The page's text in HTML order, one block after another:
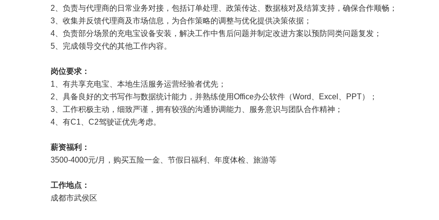
2、负责与代理商的日常业务对接，包括订单处理、政策传达、数据核对及结算支持，确保合作顺畅；
3、收集并反馈代理商及市场信息，为合作策略的调整与优化提供决策依据；
4、负责部分场景的充电宝设备安装，解决工作中售后问题并制定改进方案以预防同类问题复发；
5、完成领导交代的其他工作内容。
岗位要求：
1、有共享充电宝、本地生活服务运营经验者优先；
2、具备良好的文书写作与数据统计能力，并熟练使用Office办公软件（Word、Excel、PPT）；
3、工作积极主动，细致严谨，拥有较强的沟通协调能力、服务意识与团队合作精神；
4、有C1、C2驾驶证优先考虑。
薪资福利：
3500-4000元/月，购买五险一金、节假日福利、年度体检、旅游等
工作地点：
成都市武侯区